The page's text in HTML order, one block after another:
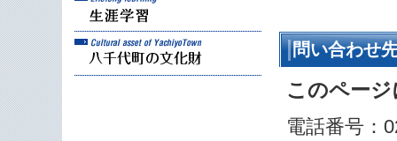
八千代町の文化財
問い合わせ
このペー
電話番号：